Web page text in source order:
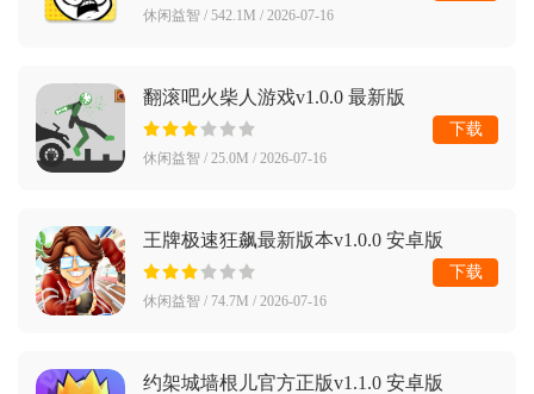
休闲益智 / 542.1M / 2026-07-16
翻滚吧火柴人游戏v1.0.0 最新版
休闲益智 / 25.0M / 2026-07-16
下载
王牌极速狂飙最新版本v1.0.0 安卓版
休闲益智 / 74.7M / 2026-07-16
下载
约架城墙根儿官方正版v1.1.0 安卓版